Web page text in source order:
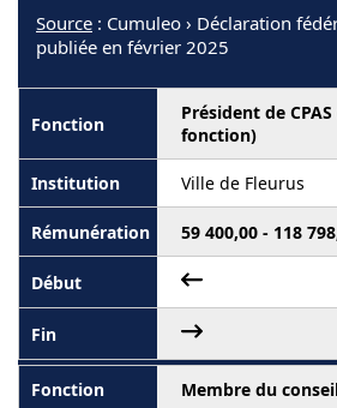
Source : Cumuleo › Déclaration
publiée en février 2025
Président de
fonction)
Ville de Fleurus
59 400,00 - 118
Membre du